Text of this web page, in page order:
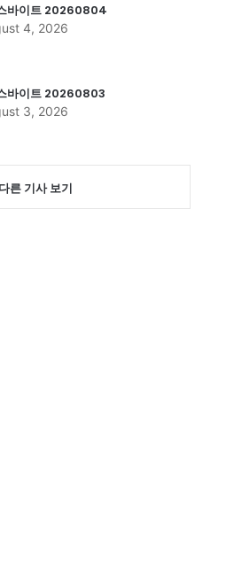
바이트 20260804
4, 2026
바이트 20260803
3, 2026
다른 기사 보기